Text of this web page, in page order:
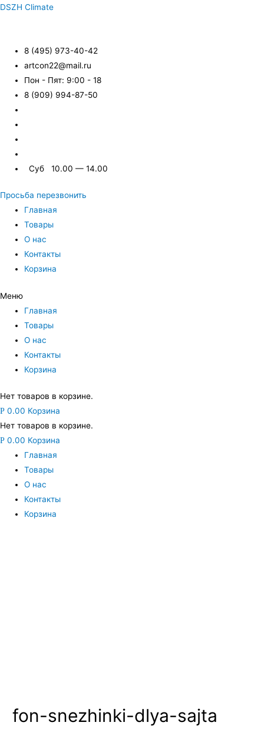
DSZH Climate
8 (495) 973-40-42
artcon22@mail.ru
Пон - Пят: 9:00 - 18
8 (909) 994-87-50
Суб 10.00 — 14.00
Просьба перезвонить
Главная
Товары
О нас
Контакты
Корзина
Меню
Главная
Товары
О нас
Контакты
Корзина
Нет товаров в корзине.
Р 0.00 Корзина
Нет товаров в корзине.
Р 0.00 Корзина
Главная
Товары
О нас
Контакты
Корзина
fon-snezhinki-dlya-sajta